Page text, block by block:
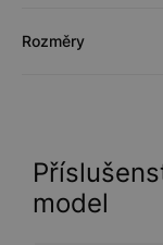
Rozměry
model